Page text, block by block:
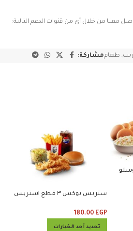
معنا من خلال أي من قنوات الدعم التالية:
, طعاممشاركة:
ستربس بوكس ٣ قطع استربس
180.00 EGP
تحديد أحد الخيارات